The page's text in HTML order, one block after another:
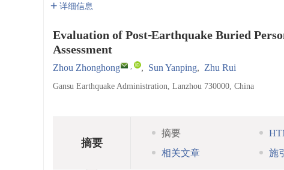
详细信息
Evaluation of Post⁃Earthquake Buried
Assessment
Zhou Zhonghong , , Sun Yanping, Zhu Rui
Gansu Earthquake Administration, Lanzhou 730000, China
摘要
摘要
相关文章
施